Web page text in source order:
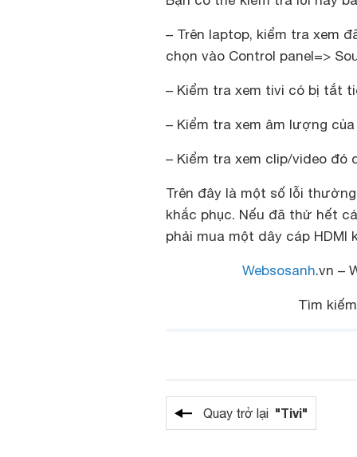
– Trên laptop, kiểm tra xem
chọn vào Control panel=>
– Kiểm tra xem tivi có bị tắt
– Kiểm tra xem âm lượng
– Kiểm tra xem clip/video đó
Trên đây là một số lỗi
khắc phục. Nếu đã thử hết
phải mua một dây cáp HDMI
Websosanh.vn –
Tìm
Quay trở lại "Tivi"